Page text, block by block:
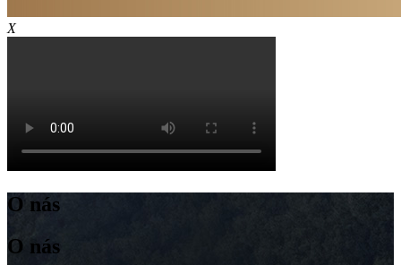
X
O nás
O nás